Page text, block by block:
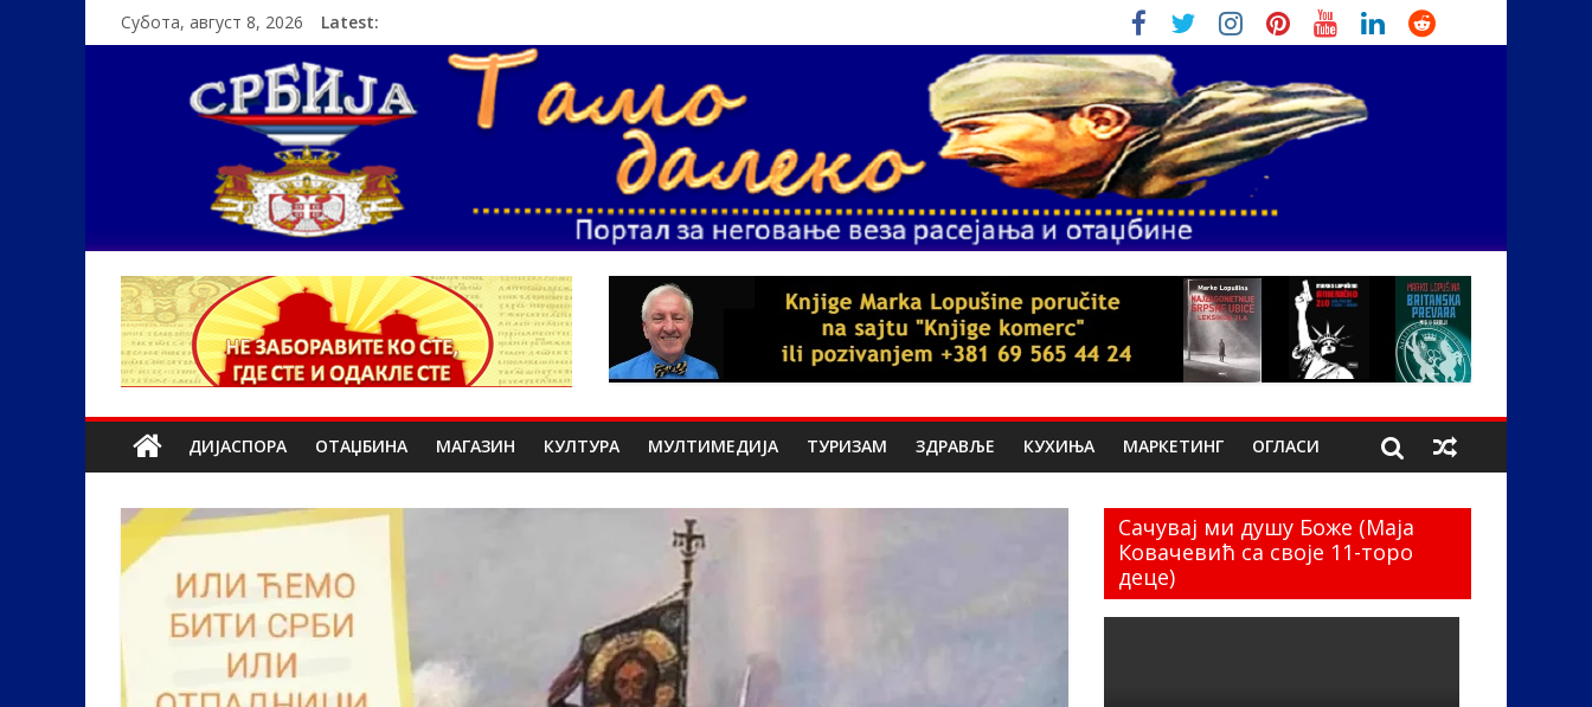
Субота, август 8, 2026 Latest:
ДИЈАСПОРА ОТАЏБИНА МАГАЗИН КУЛТУРА МУЛТИМЕДИЈА ТУРИЗАМ ЗДРАВЉЕ КУХИЊА МАРКЕТИНГ ОГЛАСИ
Сачувај ми душу Боже (Маја
Ковачевић са своје 11-торо
деце)